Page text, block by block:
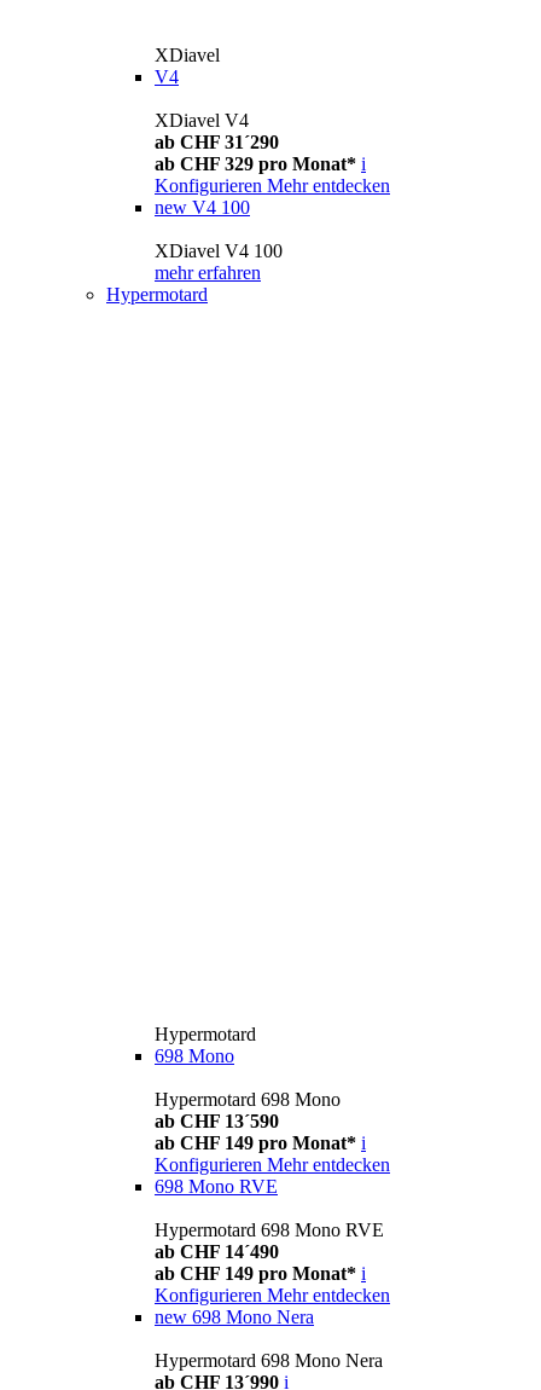
XDiavel
V4
XDiavel V4
ab CHF 31´290
ab CHF 329 pro Monat* i
Konfigurieren Mehr entdecken
new V4 100
XDiavel V4 100
mehr erfahren
Hypermotard
Hypermotard
698 Mono
Hypermotard 698 Mono
ab CHF 13´590
ab CHF 149 pro Monat* i
Konfigurieren Mehr entdecken
698 Mono RVE
Hypermotard 698 Mono RVE
ab CHF 14´490
ab CHF 149 pro Monat* i
Konfigurieren Mehr entdecken
new 698 Mono Nera
Hypermotard 698 Mono Nera
ab CHF 13´990 i